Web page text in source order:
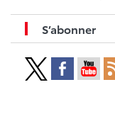
S’abonner